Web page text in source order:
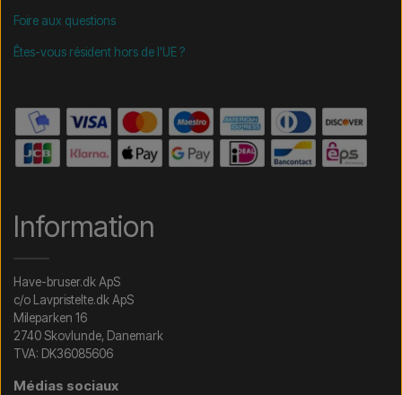
Foire aux questions
Êtes-vous résident hors de l'UE ?
Information
Have-bruser.dk ApS
c/o Lavpristelte.dk ApS
Mileparken 16
2740 Skovlunde, Danemark
TVA: DK36085606
Médias sociaux